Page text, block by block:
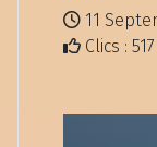
11
Clics : 517